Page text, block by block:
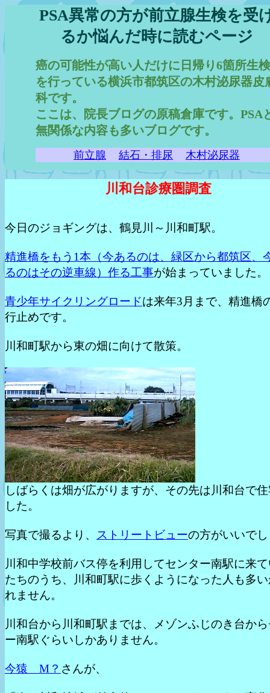
PSA異常の方が前立腺生検を受
るか悩んだ時に読むページ
癌の可能性が高い人だけに日帰り6箇所生
を行っている横浜市都筑区の木村泌尿器皮
科です。
ここは、院長ブログの原稿倉庫です。PSA
無関係な内容も多いブログです。
前立腺 結石・排尿 木村泌尿器
川和台診療圏調査
今日のジョギングは、鶴見川～川和町駅。
精進橋をもう1本（今あるのは、緑区から都筑区、
るのはその逆車線）作る工事が始まっていました。
青少年サイクリングロードは来年3月まで、精進橋
行止めです。
川和町駅から東の畑に向けて散策。
しばらくは畑が広がりますが、その先は川和台で
した。
写真で撮るより、 ストリートビューの方がいいで
川和中学校前バス停を利用してセンター南駅に来
たちのうち、川和町駅に歩くようになった人も多
れません。
川和台から川和町駅までは、メゾンふじのき台か
ー南駅ぐらいしかありません。
今猿 M？ さんが、